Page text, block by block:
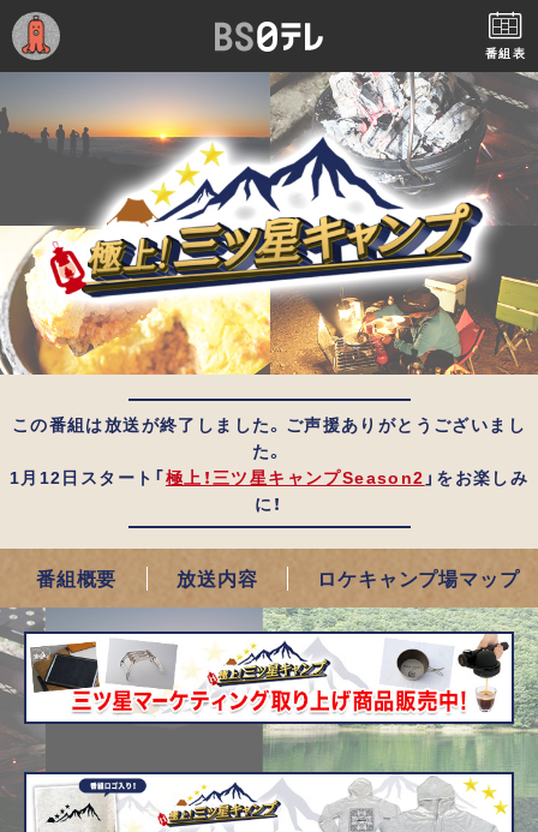
番組表
番組概要 放送内容 ロケキャンプ場マップ
この番組は放送が終了しました。ご声援ありがとうございまし
た。
1月12日スタート「極上！三ツ星キャンプSeason2 」をお楽しみ
に！